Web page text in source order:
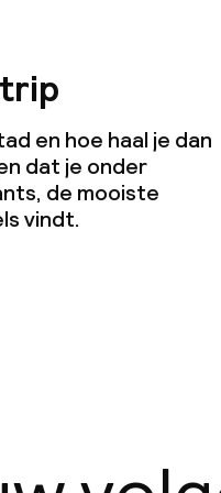
en hoe haal je dan
dat je onder
de mooiste
vindt.